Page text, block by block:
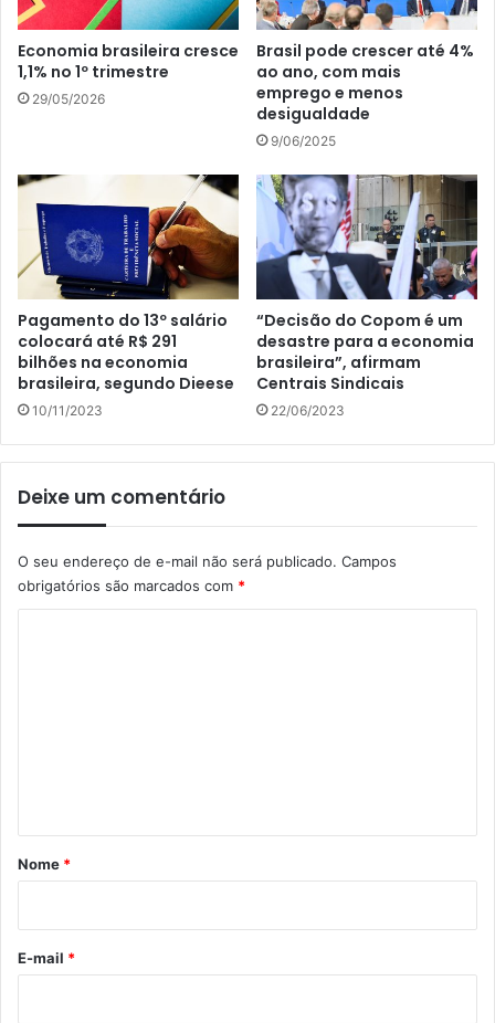
Economia brasileira cresce
1,1% no 1º trimestre
29/05/2026
Brasil pode crescer até 4%
ao ano, com mais
emprego e menos
desigualdade
9/06/2025
Pagamento do 13º salário
colocará até R$ 291
bilhões na economia
brasileira, segundo Dieese
10/11/2023
“Decisão do Copom é um
desastre para a economia
brasileira”, afirmam
Centrais Sindicais
22/06/2023
Deixe um comentário
O seu endereço de e-mail não será publicado. Campos
obrigatórios são marcados com *
r
*
Nome *
E-mail *